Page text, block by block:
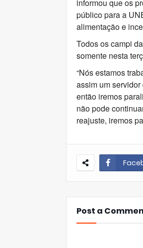
informou que os
público para a
alimentação e
Todos os campi
somente nesta
“Nós estamos
assim um
então iremos
não pode
reajuste, iremos
Post a